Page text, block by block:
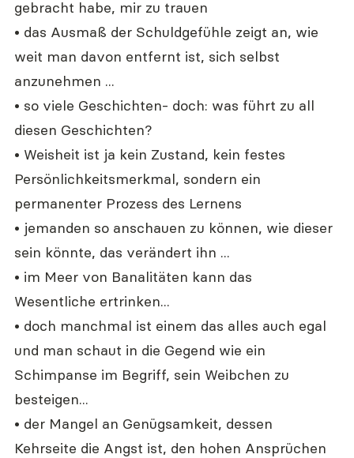
gebracht habe, mir zu trauen
• das Ausmaß der Schuldgefühle zeigt an, wie
weit man davon entfernt ist, sich selbst
anzunehmen ...
• so viele Geschichten- doch: was führt zu all
diesen Geschichten?
• Weisheit ist ja kein Zustand, kein festes
Persönlichkeitsmerkmal, sondern ein
permanenter Prozess des Lernens
• jemanden so anschauen zu können, wie dieser
sein könnte, das verändert ihn ...
• im Meer von Banalitäten kann das
Wesentliche ertrinken...
• doch manchmal ist einem das alles auch egal
und man schaut in die Gegend wie ein
Schimpanse im Begriff, sein Weibchen zu
besteigen...
• der Mangel an Genügsamkeit, dessen
Kehrseite die Angst ist, den hohen Ansprüchen